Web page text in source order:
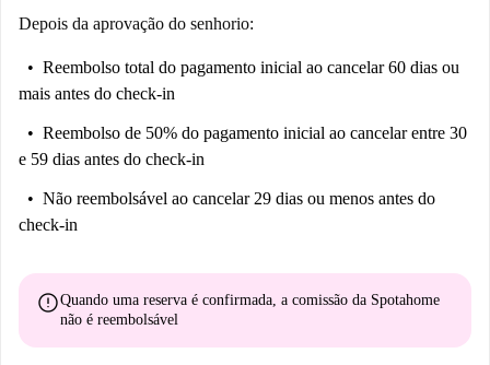
Depois da aprovação do senhorio:
Reembolso total do pagamento inicial ao cancelar 60 dias ou
mais antes do check-in
Reembolso de 50% do pagamento inicial ao cancelar entre 30
e 59 dias antes do check-in
Não reembolsável ao cancelar 29 dias ou menos antes do
check-in
errorQuando uma reserva é confirmada, a comissão da Spotahome
não é reembolsável